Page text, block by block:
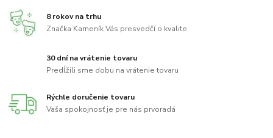
8 rokov na trhu
Značka Kameník Vás presvedčí o kvalite
30 dní na vrátenie tovaru
Predĺžili sme dobu na vrátenie tovaru
Rýchle doručenie tovaru
Vaša spokojnosť je pre nás prvoradá